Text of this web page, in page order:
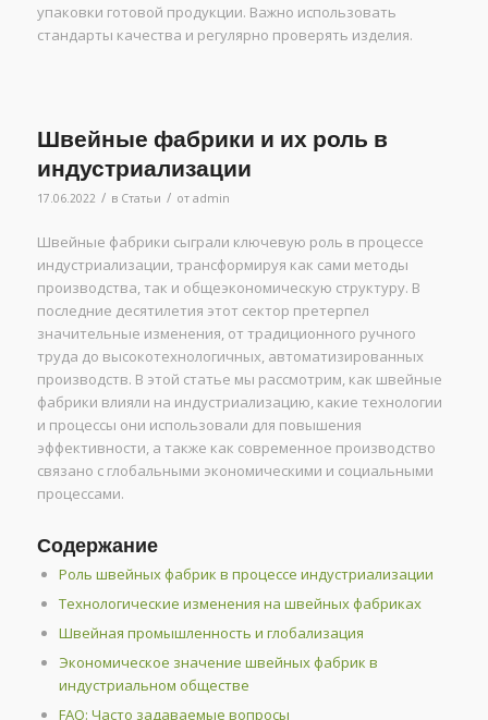
упаковки готовой продукции. Важно использовать
стандарты качества и регулярно проверять изделия.
Швейные фабрики и их роль в
индустриализации
17.06.2022 / в Статьи / от admin
Швейные фабрики сыграли ключевую роль в процессе
индустриализации, трансформируя как сами методы
производства, так и общеэкономическую структуру. В
последние десятилетия этот сектор претерпел
значительные изменения, от традиционного ручного
труда до высокотехнологичных, автоматизированных
производств. В этой статье мы рассмотрим, как швейные
фабрики влияли на индустриализацию, какие технологии
и процессы они использовали для повышения
эффективности, а также как современное производство
связано с глобальными экономическими и социальными
процессами.
Содержание
Роль швейных фабрик в процессе индустриализации
Технологические изменения на швейных фабриках
Швейная промышленность и глобализация
Экономическое значение швейных фабрик в
индустриальном обществе
FAQ: Часто задаваемые вопросы